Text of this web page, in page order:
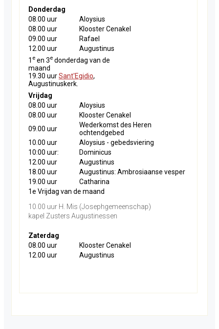
Donderdag
08.00 uur
Aloysius
08.00 uur
Klooster Cenakel
09.00 uur
Rafael
12.00 uur
Augustinus
1 e en 3e donderdag van de
maand
19.30 uurSant'Egidio,
Augustinuskerk.
Vrijdag
08.00 uur
Aloysius
08.00 uur
Klooster Cenakel
09.00 uur
Wederkomst des Heren
ochtendgebed
10.00 uur
Aloysius - gebedsviering
10:00 uur:
Dominicus
12.00 uur
Augustinus
18.00 uur
Augustinus: Ambrosiaanse vesper
19.00 uur
Catharina
1e Vrijdag van de maand
10.00 uur H. Mis (Josephgemeenschap)
kapel Zusters Augustinessen
Zaterdag
08.00 uur
Klooster Cenakel
12.00 uur
Augustinus